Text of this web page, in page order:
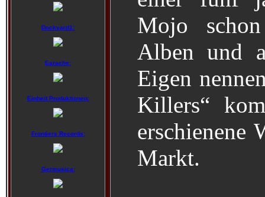
Dockyard1:
Earache:
Einheit Produktionen:
Frontiers Records:
Germusica:
Mojo
Alben und
Eigen
Killers“
erschienene
Markt.